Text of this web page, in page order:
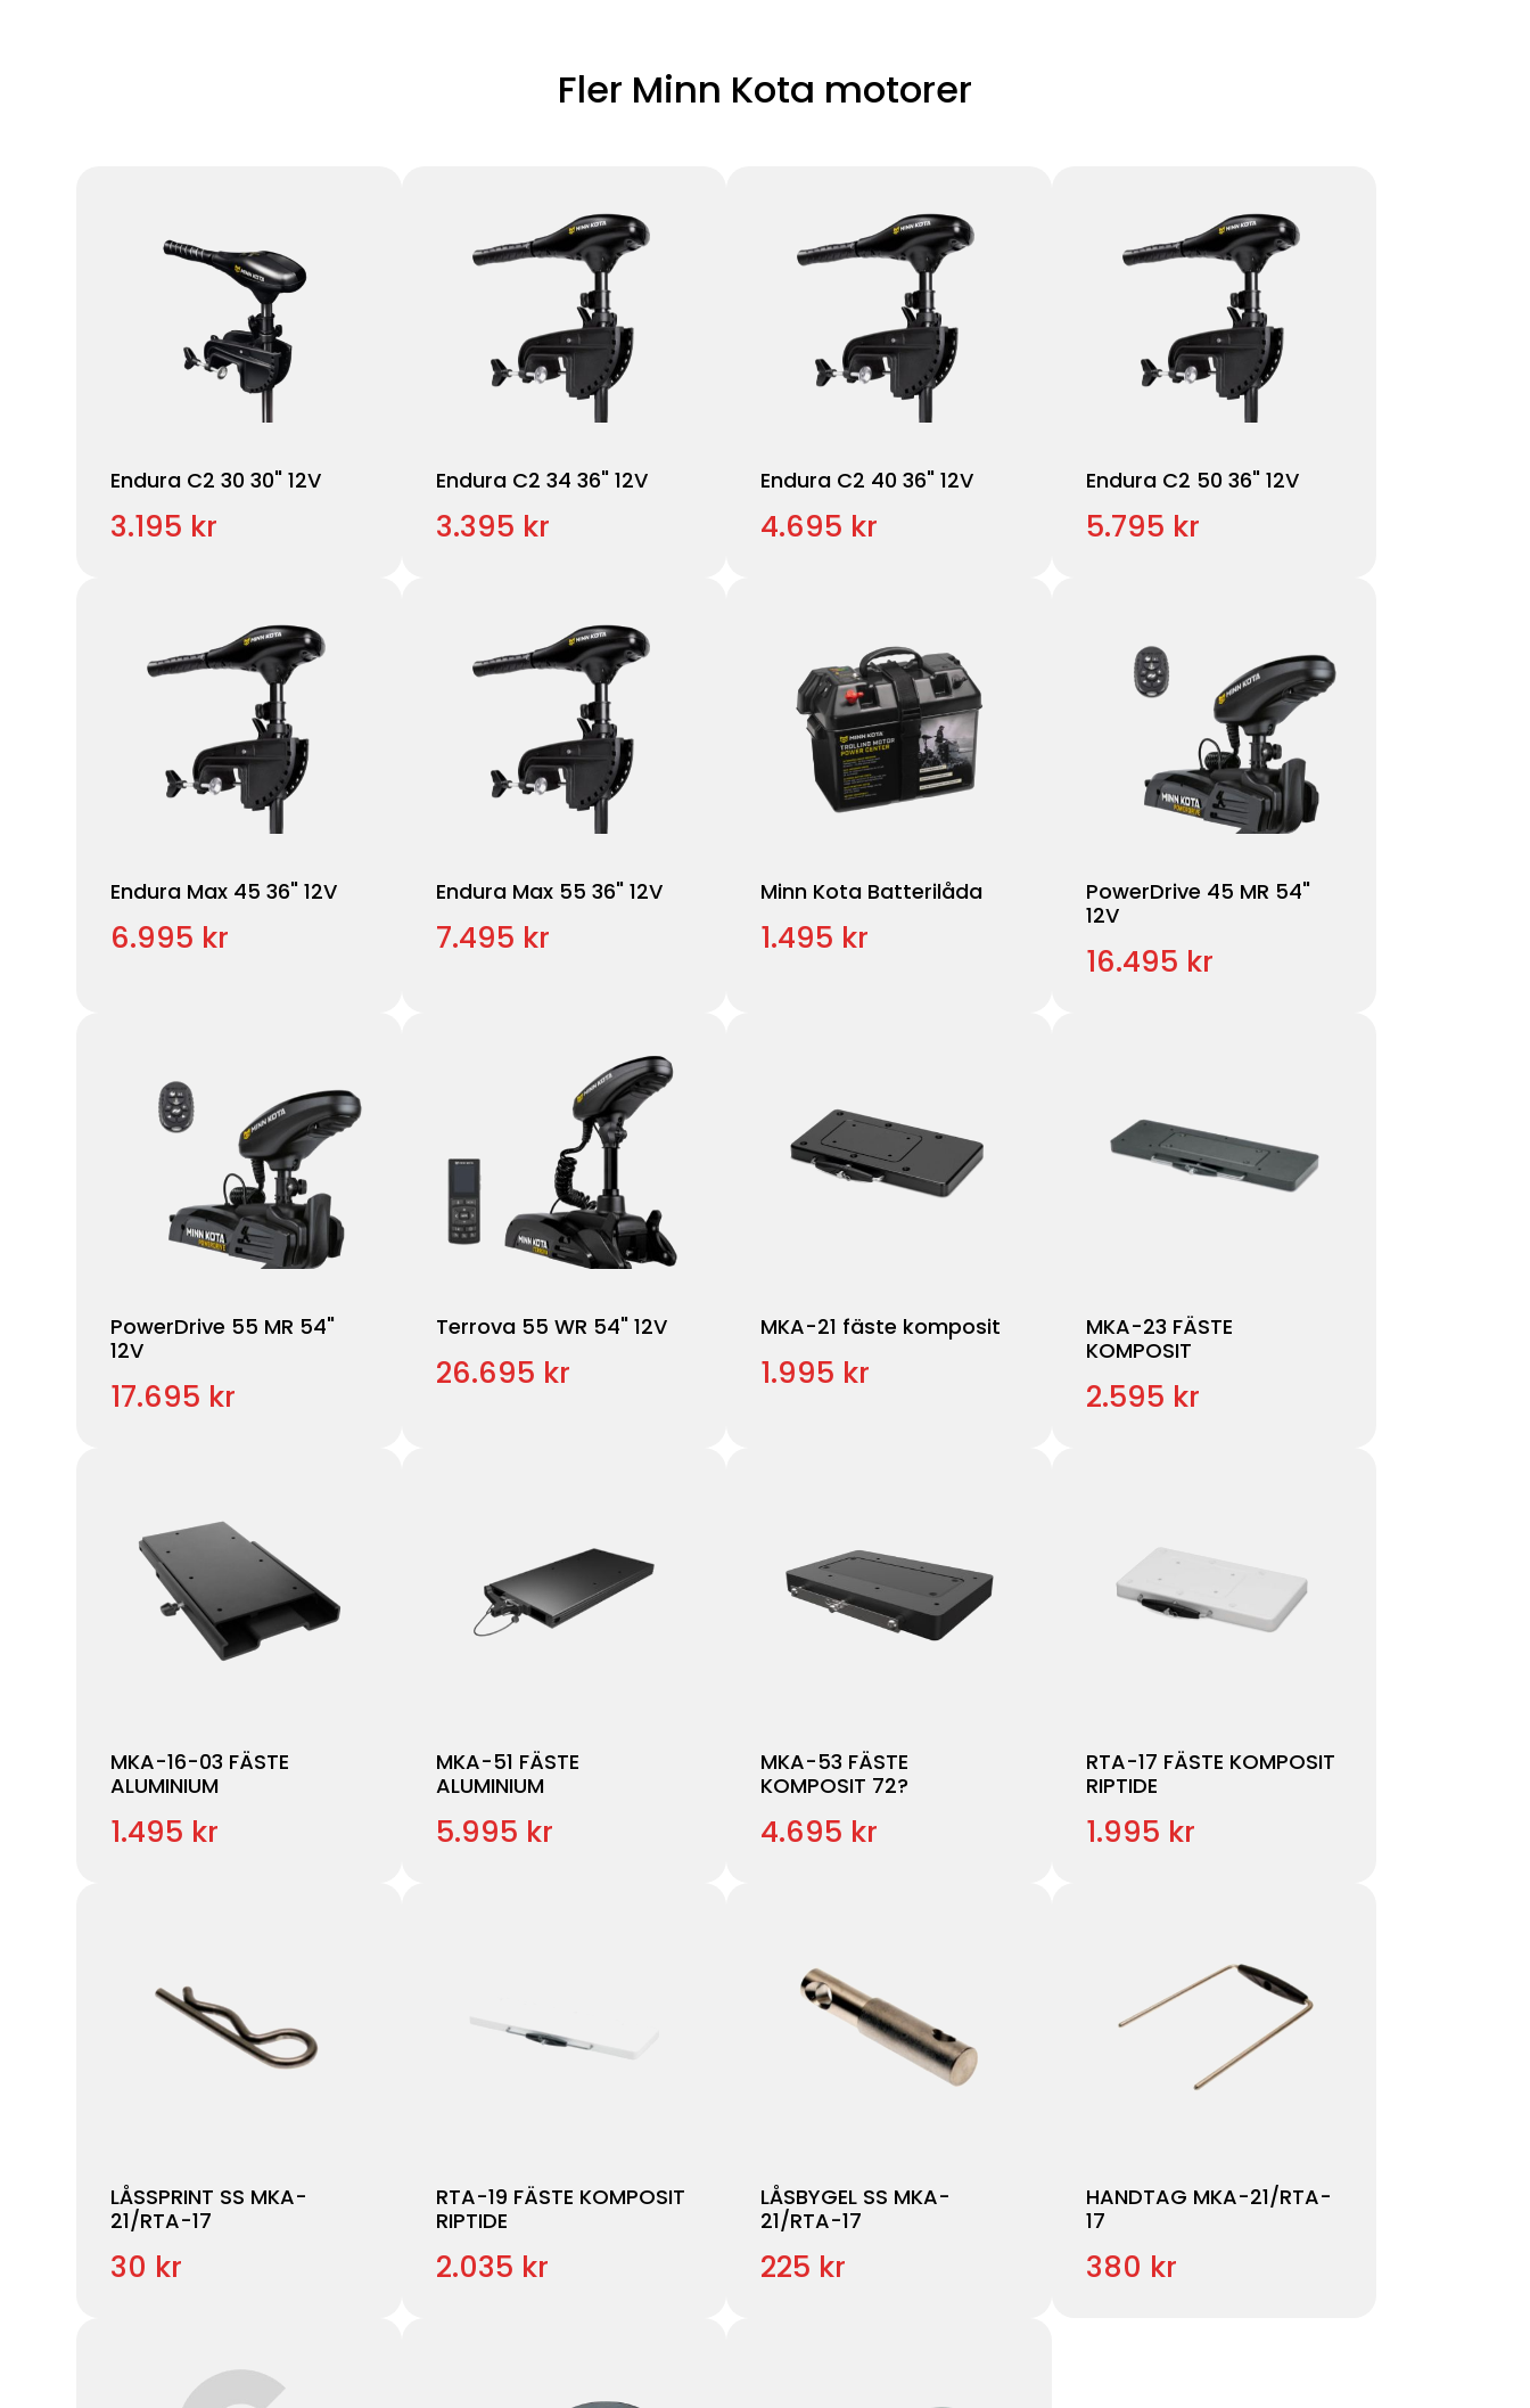
Fler Minn Kota motorer
Endura C2 30 30" 12V
3.195 kr
Endura C2 34 36" 12V
3.395 kr
Endura C2 40 36" 12V
4.695 kr
Endura C2 50 36" 12V
5.795 kr
Endura Max 45 36" 12V
6.995 kr
Endura Max 55 36" 12V
7.495 kr
Minn Kota Batterilåda
1.495 kr
PowerDrive 45 MR 54"
12V
16.495 kr
PowerDrive 55 MR 54"
12V
17.695 kr
Terrova 55 WR 54" 12V
26.695 kr
MKA-21 fäste komposit
1.995 kr
MKA-23 FÄSTE
KOMPOSIT
2.595 kr
MKA-16-03 FÄSTE
ALUMINIUM
1.495 kr
MKA-51 FÄSTE
ALUMINIUM
5.995 kr
MKA-53 FÄSTE
KOMPOSIT 72?
4.695 kr
RTA-17 FÄSTE KOMPOSIT
RIPTIDE
1.995 kr
LÅSSPRINT SS MKA-
21/RTA-17
30 kr
RTA-19 FÄSTE KOMPOSIT
RIPTIDE
2.035 kr
LÅSBYGEL SS MKA-
21/RTA-17
225 kr
HANDTAG MKA-21/RTA-
17
380 kr